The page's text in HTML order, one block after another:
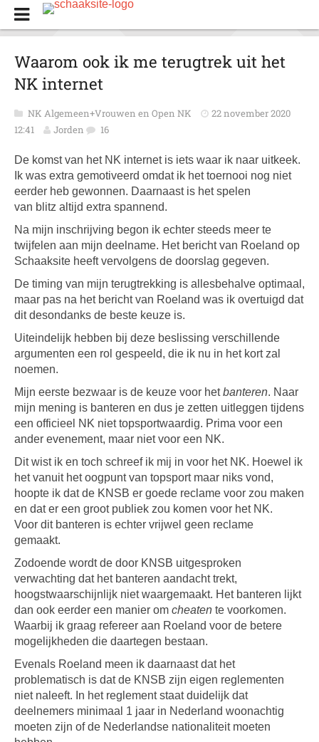
Waarom ook ik me terugtrek uit het
NK internet
NK Algemeen+Vrouwen en Open NK
22 november 2020
12:41
Jorden 16
De komst van het NK internet is iets waar ik naar uitkeek.
Ik was extra gemotiveerd omdat ik het toernooi nog niet
eerder heb gewonnen. Daarnaast is het spelen
van blitz altijd extra spannend.
Na mijn inschrijving begon ik echter steeds meer te
twijfelen aan mijn deelname. Het bericht van Roeland op
Schaaksite heeft vervolgens de doorslag gegeven.
De timing van mijn terugtrekking is allesbehalve optimaal,
maar pas na het bericht van Roeland was ik overtuigd dat
dit desondanks de beste keuze is.
Uiteindelijk hebben bij deze beslissing verschillende
argumenten een rol gespeeld, die ik nu in het kort zal
noemen.
Mijn eerste bezwaar is de keuze voor hetbanteren. Naar
mijn mening is banteren en dus je zetten uitleggen tijdens
een officieel NK niet topsportwaardig. Prima voor een
ander evenement, maar niet voor een NK.
Dit wist ik en toch schreef ik mij in voor het NK. Hoewel ik
het vanuit het oogpunt van topsport maar niks vond,
hoopte ik dat de KNSB er goede reclame voor zou maken
en dat er een groot publiek zou komen voor het NK.
Voor dit banteren is echter vrijwel geen reclame
gemaakt.
Zodoende wordt de door KNSB uitgesproken
verwachting dat het banteren aandacht trekt,
hoogstwaarschijnlijk niet waargemaakt. Het banteren lijkt
dan ook eerder een manier om cheaten te voorkomen.
Waarbij ik graag refereer aan Roeland voor de betere
mogelijkheden die daartegen bestaan.
Evenals Roeland meen ik daarnaast dat het
problematisch is dat de KNSB zijn eigen reglementen
niet naleeft. In het reglement staat duidelijk dat
deelnemers minimaal 1 jaar in Nederland woonachtig
moeten zijn of de Nederlandse nationaliteit moeten